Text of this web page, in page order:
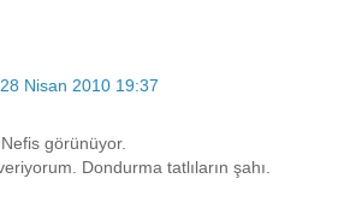
28 Nisan 2010 19:37
görünüyor.
Dondurma tatlıların şahı.